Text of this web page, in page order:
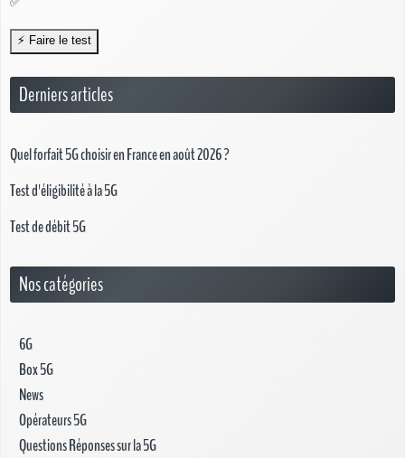
Derniers articles
Quel forfait 5G choisir en France en août 2026 ?
Test d'éligibilité à la 5G
Test de débit 5G
Nos catégories
6G
Box 5G
News
Opérateurs 5G
Questions Réponses sur la 5G